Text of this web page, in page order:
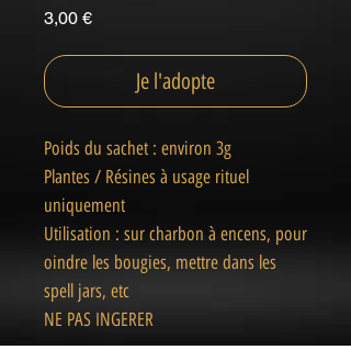
3,00 €Prix
Je l'adopte
Poids du sachet : environ 3g
Plantes / Résines à usage rituel
uniquement
Utilisation : sur charbon à encens, pour
oindre les bougies, mettre dans les
spell jars, etc
NE PAS INGERER